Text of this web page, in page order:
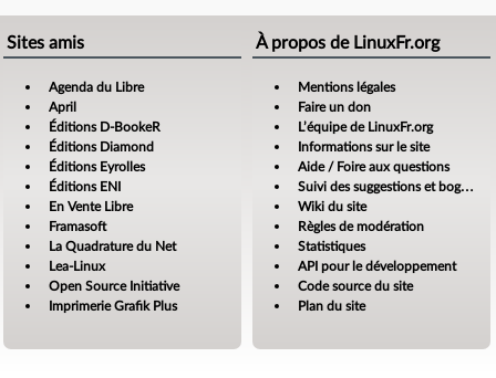
Sites amis
Agenda du Libre
April
Éditions D-BookeR
Éditions Diamond
Éditions Eyrolles
Éditions ENI
En Vente Libre
Framasoft
La Quadrature du Net
Lea-Linux
Open Source Initiative
Imprimerie Grafik Plus
À propos de LinuxFr.org
Mentions légales
Faire un don
L’équipe de LinuxFr.org
Informations sur le site
Aide / Foire aux questions
Suivi des suggestions et bogues
Wiki du site
Règles de modération
Statistiques
API pour le développement
Code source du site
Plan du site